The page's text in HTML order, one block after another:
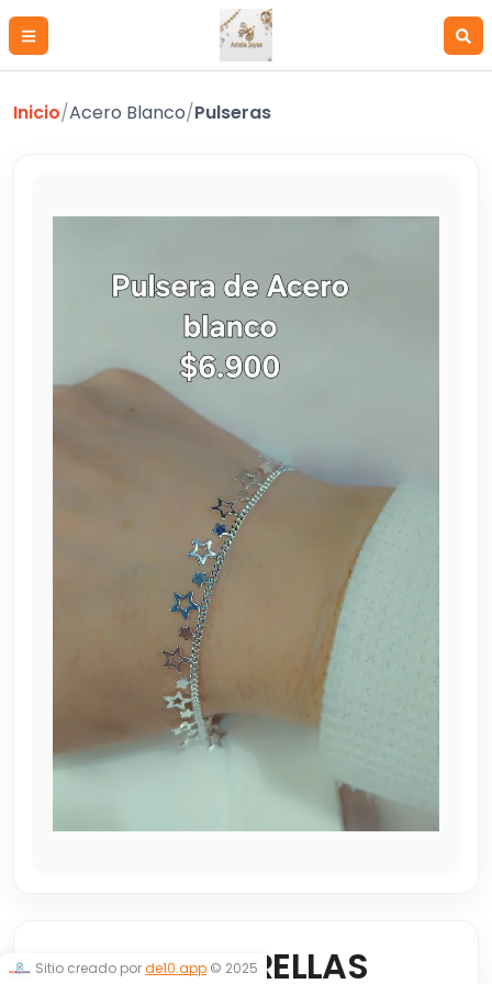
Inicio/Acero Blanco/Pulseras
PULSERA ESTRELLAS
Sitio creado porde10.app © 2025